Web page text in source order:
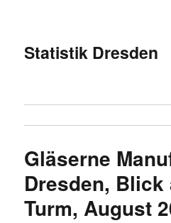
Statistik Dresden
Gläserne
Dresden, Blick
Turm, August